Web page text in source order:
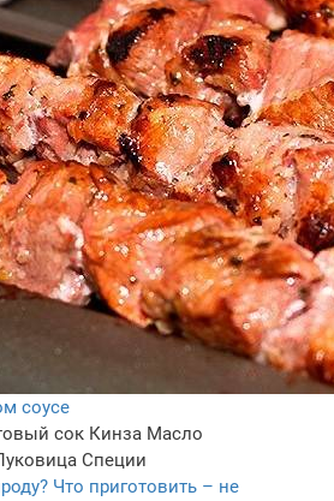
соусе
сок Кинза Масло
Специи
Что приготовить – не